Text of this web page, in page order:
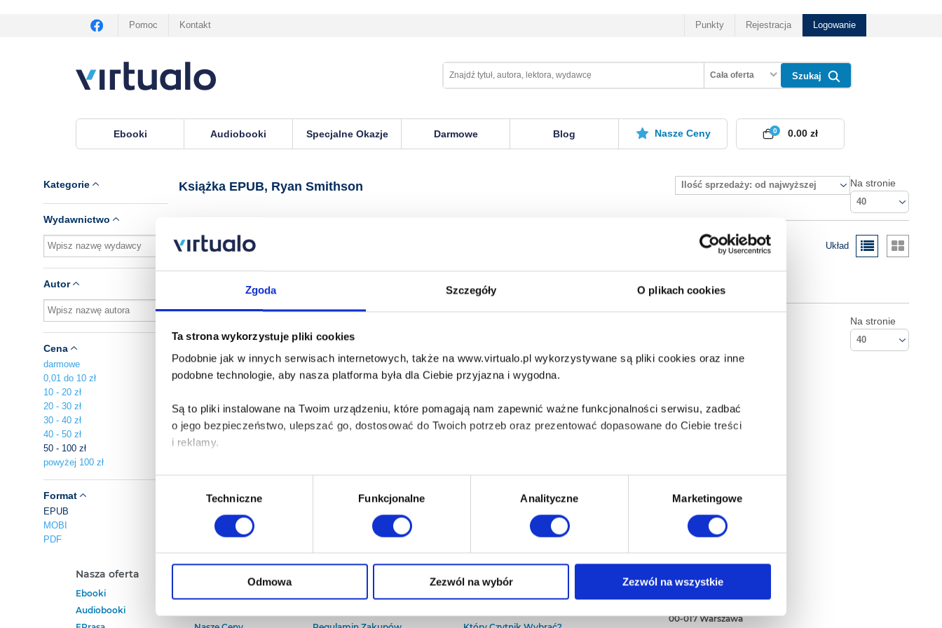
Zgoda Szczegóły O plikach cookies
Ta strona wykorzystuje pliki cookies
Podobnie jak w innych serwisach internetowych, także na www.virtualo.pl wykorzystywane są pliki cookies oraz inne
podobne technologie, aby nasza platforma była dla Ciebie przyjazna i wygodna.
Są to pliki instalowane na Twoim urządzeniu, które pomagają nam zapewnić ważne funkcjonalności serwisu, zadbać
o jego bezpieczeństwo, ulepszać go, dostosować do Twoich potrzeb oraz prezentować dopasowane do Ciebie treści
i reklamy.
Poza plikami, które są nam niezbędne do prawidłowego i bezpiecznego działania serwisu - są także takie, które wymagają
Twojej zgody.
Każda udzielona zgoda poprawi Twoje doświadczenia jeśli jesteś naszym Użytkownikiem.
Wybór
Techniczne Funkcjonalne Analityczne Marketingowe
Odmowa Zezwól na wybór Zezwól na wszystkie
Pomoc Kontakt Punkty Rejestracja Logowanie
Cała oferta Szukaj
Ebooki Audiobooki Specjalne Okazje Darmowe Blog Nasze Ceny 0
0.00 zł
Kategorie
Wydawnictwo
Autor
Cena
darmowe
0,01 do 10 zł
10 - 20 zł
20 - 30 zł
30 - 40 zł
40 - 50 zł
50 - 100 zł
powyżej 100 zł
Format
EPUB
MOBI
PDF
Książka EPUB, Ryan Smithson Ilość sprzedaży: od najwyższej Na stronie
40
Układ
Na stronie
40
Nasza oferta
Ebooki
Audiobooki
Baza wiedzy
Empik S.A
00-017 Warszawa